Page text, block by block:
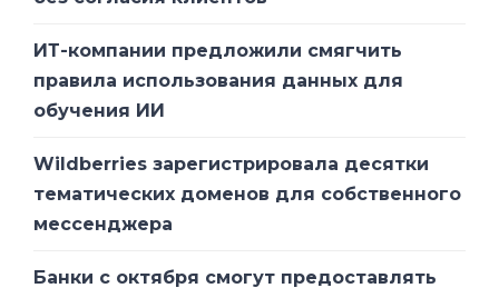
госпрограммы «Цифровая экономика».
Он в том числе предусматривает
утверждение конкретных диапазонов
Пока потенциальные полосы для пятого
поколения не определены, но это
ИТ-компании предложили смягчить
правила использования данных для
обучения ИИ
Wildberries зарегистрировала десятки
тематических доменов для собственного
мессенджера
Банки с октября смогут предоставлять